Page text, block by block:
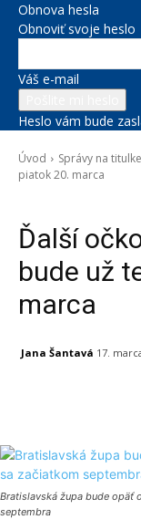
Obnova hesla
Obnoviť svoje heslo
Váš e-mail
Heslo vám bude
Úvod Správy na titulke
piatok 20. marca
Ďalší
bude už
marca
Jana Šantavá 17.
Bratislavská župa bude opäť
septembra